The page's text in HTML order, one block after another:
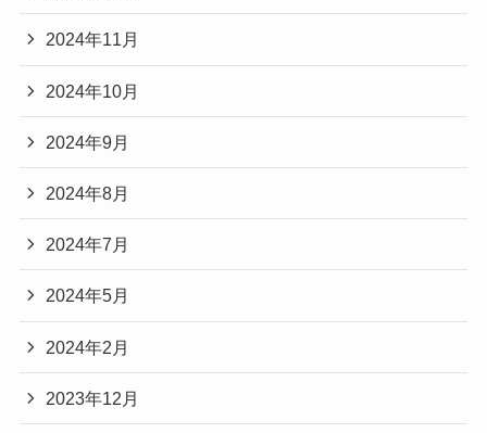
2024年11月
2024年10月
2024年9月
2024年8月
2024年7月
2024年5月
2024年2月
2023年12月